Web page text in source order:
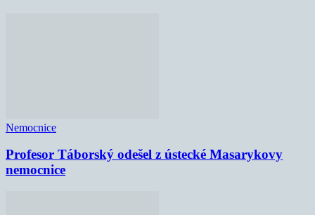
Nemocnice
Profesor Táborský odešel z ústecké Masarykovy
nemocnice